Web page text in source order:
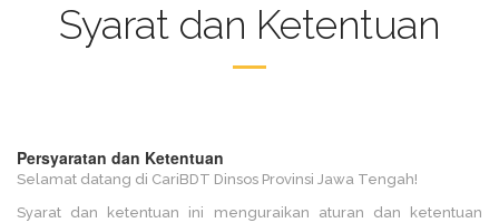
Syarat dan Ketentuan
Persyaratan dan Ketentuan
Selamat datang di CariBDT Dinsos Provinsi Jawa Tengah!
Syarat dan ketentuan ini menguraikan aturan dan ketentuan